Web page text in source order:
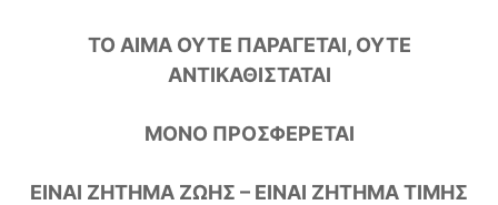
ΤΟ ΑΙΜΑ ΟΥΤΕ ΠΑΡΑΓΕΤΑΙ, ΟΥΤΕ
ΑΝΤΙΚΑΘΙΣΤΑΤΑΙ
ΜΟΝΟ ΠΡΟΣΦΕΡΕΤΑΙ
ΕΙΝΑΙ ΖΗΤΗΜΑ ΖΩΗΣ – ΕΙΝΑΙ ΖΗΤΗΜΑ ΤΙΜΗΣ